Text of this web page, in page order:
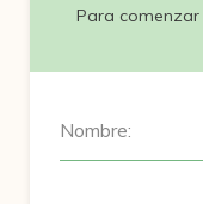
Para
Nombre: